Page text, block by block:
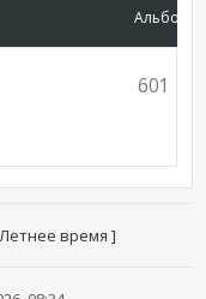
Альбомы
601
время ]